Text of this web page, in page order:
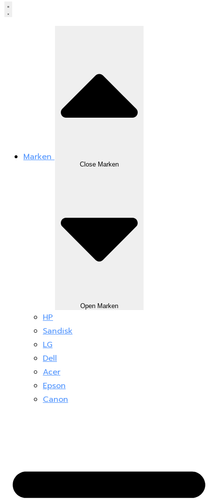
Marken
Close Marken
Open Marken
HP
Sandisk
LG
Dell
Acer
Epson
Canon